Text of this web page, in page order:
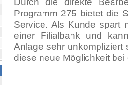
Durch die direkte
Programm 275 bietet die
Service. Als Kunde spart
einer Filialbank und
Anlage sehr unkompliziert
diese neue Möglichkeit